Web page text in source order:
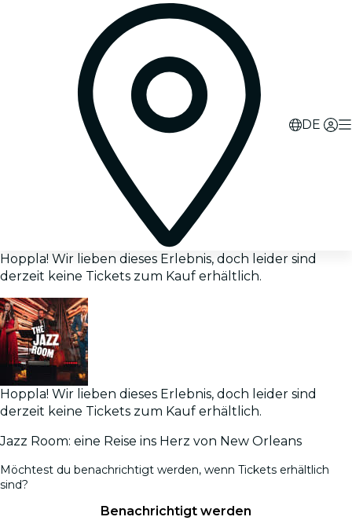
DE
Hoppla! Wir lieben dieses Erlebnis, doch leider sind
derzeit keine Tickets zum Kauf erhältlich.
Hoppla! Wir lieben dieses Erlebnis, doch leider sind
derzeit keine Tickets zum Kauf erhältlich.
Jazz Room: eine Reise ins Herz von New Orleans
Möchtest du benachrichtigt werden, wenn Tickets erhältlich
sind?
Benachrichtigt werden